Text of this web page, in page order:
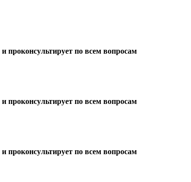
и проконсультирует по всем вопросам
и проконсультирует по всем вопросам
и проконсультирует по всем вопросам